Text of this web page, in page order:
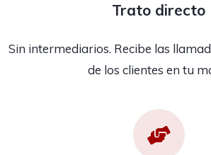
Trato directo
Sin intermediarios. Recibe las
de los clientes en tu